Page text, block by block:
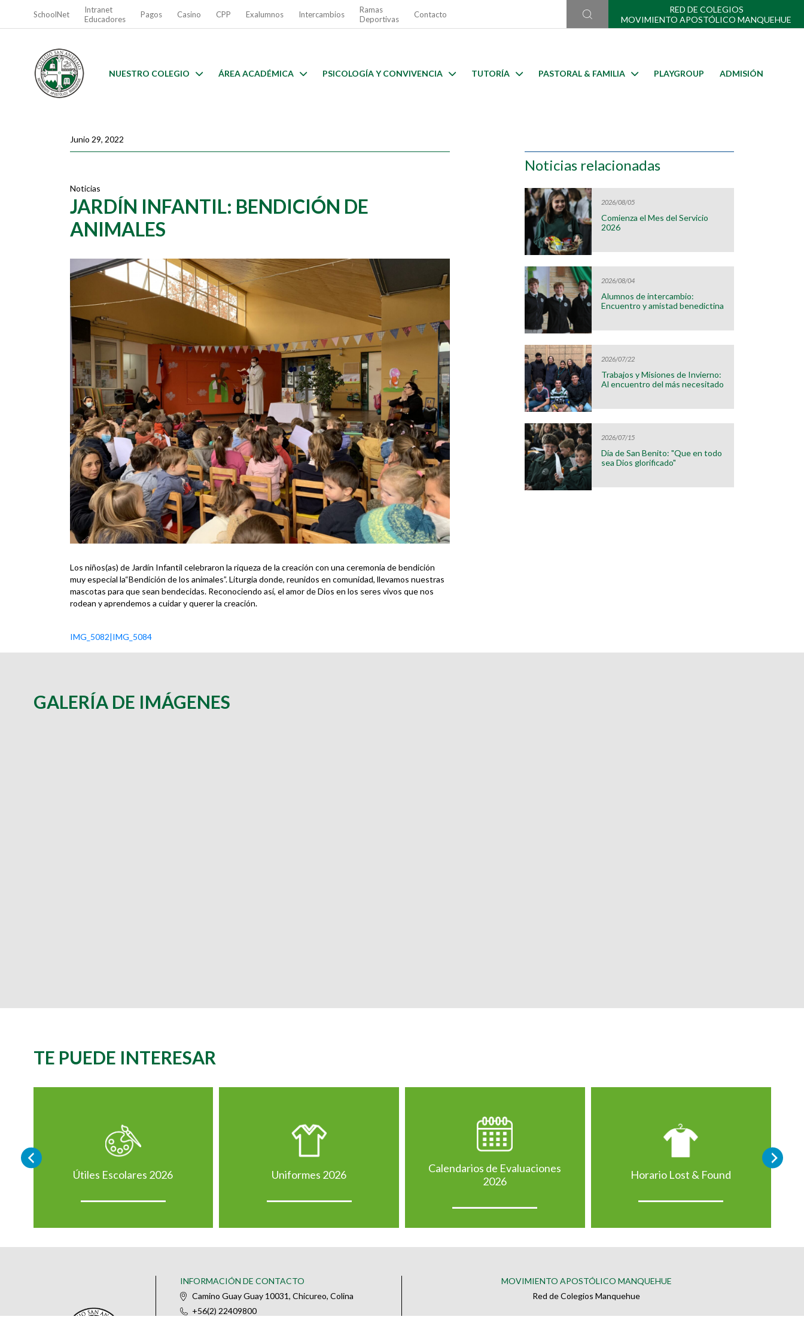
SchoolNet
Intranet
Educadores
Pagos Casino CPP Exalumnos Intercambios
Ramas
Deportivas
Contacto
RED DE COLEGIOS
MOVIMIENTO APOSTÓLICO MANQUEHUE
NUESTRO COLEGIO ÁREA ACADÉMICA PSICOLOGÍA Y CONVIVENCIA TUTORÍA PASTORAL & FAMILIA PLAYGROUP ADMISIÓN
Junio 29, 2022
Noticias
JARDÍN INFANTIL: BENDICIÓN DE
ANIMALES
Los niños(as) de Jardín Infantil celebraron la riqueza de la creación con una ceremonia de bendición
muy especial la“Bendición de los animales”. Liturgia donde, reunidos en comunidad, llevamos nuestras
mascotas para que sean bendecidas. Reconociendo así, el amor de Dios en los seres vivos que nos
rodean y aprendemos a cuidar y querer la creación.
IMG_5082|IMG_5084
Noticias relacionadas
2026/08/05
Comienza el Mes del Servicio
2026
2026/08/04
Alumnos de intercambio:
Encuentro y amistad benedictina
2026/07/22
Trabajos y Misiones de Invierno:
Al encuentro del más necesitado
2026/07/15
Día de San Benito: "Que en todo
sea Dios glorificado"
GALERÍA DE IMÁGENES
TE PUEDE INTERESAR
Útiles Escolares 2026 Uniformes 2026
Calendarios de Evaluaciones
2026
Horario Lost & Found
INFORMACIÓN DE CONTACTO
Camino Guay Guay 10031, Chicureo, Colina
+56(2) 22409800
MOVIMIENTO APOSTÓLICO MANQUEHUE
Red de Colegios Manquehue